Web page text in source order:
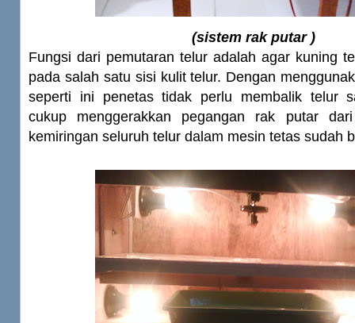
(sistem rak putar )
Fungsi dari pemutaran telur adalah agar kuning
pada salah satu sisi kulit telur. Dengan
seperti ini penetas tidak perlu membalik telur
cukup menggerakkan pegangan rak putar
kemiringan seluruh telur dalam mesin tetas sudah